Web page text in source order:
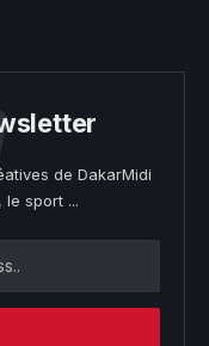
de DakarMidi
sport ...